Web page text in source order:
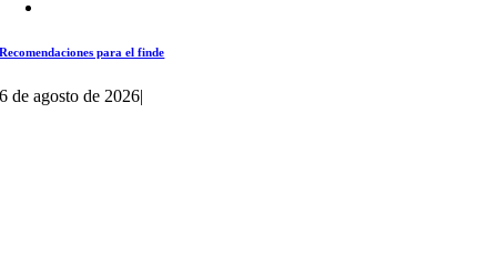
Recomendaciones para el finde
6 de agosto de 2026|